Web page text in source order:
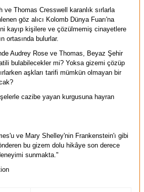
ve Thomas Cresswell karanlık sırlarla
göz alıcı Kolomb Dünya Fuarı'na
kayıp kişilere ve çözülmemiş cinayetlere
ortasında bulurlar.
Audrey Rose ve Thomas, Beyaz Şehir
bulabilecekler mi? Yoksa gizemi çözüp
aşkları tarifi mümkün olmayan bir
cazibe yayan kurgusuna hayran
ve Mary Shelley'nin Frankenstein'ı gibi
bu gizem dolu hikâye son derece
sunmakta."